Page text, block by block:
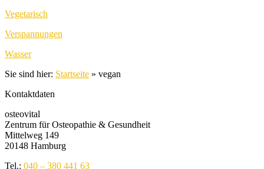
Vegetarisch
Verspannungen
Wasser
Sie sind hier: Startseite » vegan
Kontaktdaten
osteovital
Zentrum für Osteopathie & Gesundheit
Mittelweg 149
20148 Hamburg
Tel.: 040 – 380 441 63